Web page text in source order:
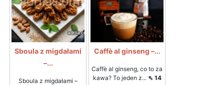
Sboula z migdałami
–...
Sboula z migdałami –
Caffè al ginseng –...
Caffè al ginseng, co to za
kawa? To jeden z... ⇖ 14